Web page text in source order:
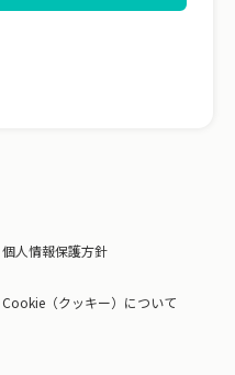
個人情報保護方針
Cookie（クッキー）について